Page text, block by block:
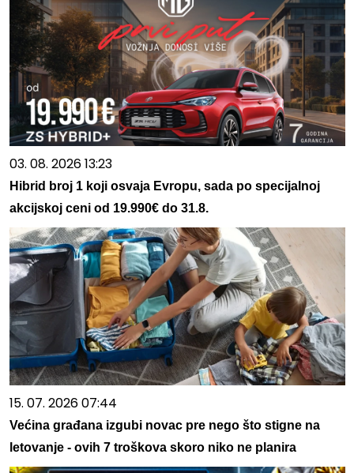
03. 08. 2026 13:23
Hibrid broj 1 koji osvaja Evropu, sada po specijalnoj
akcijskoj ceni od 19.990€ do 31.8.
15. 07. 2026 07:44
Većina građana izgubi novac pre nego što stigne na
letovanje - ovih 7 troškova skoro niko ne planira